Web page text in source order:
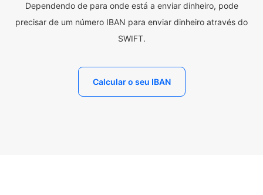
Dependendo de para onde está a enviar dinheiro, pode
precisar de um número IBAN para enviar dinheiro através do
SWIFT.
Calcular o seu IBAN